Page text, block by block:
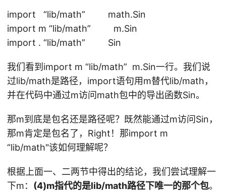
ck
ag
e
b
pr
oj
ba
r"
in
y
of
。
而
第
行
中
m
t
import “lib/math” math.Sin
import m “lib/math” m.Sin
import . “lib/math” Sin
我们看到import m “lib/math” m.Sin一行。我们说
过lib/math是路径，import语句用m替代lib/math，
并在代码中通过m访问math包中的导出函数Sin。
那m到底是包名还是路径呢？既然能通过m访问Sin，
那m肯定是包名了，Right！那import m
“lib/math"该如何理解呢？
根据上面一、二两节中得出的结论，我们尝试理解一
下m： (4)m指代的是lib/math路径下唯一的那个包。